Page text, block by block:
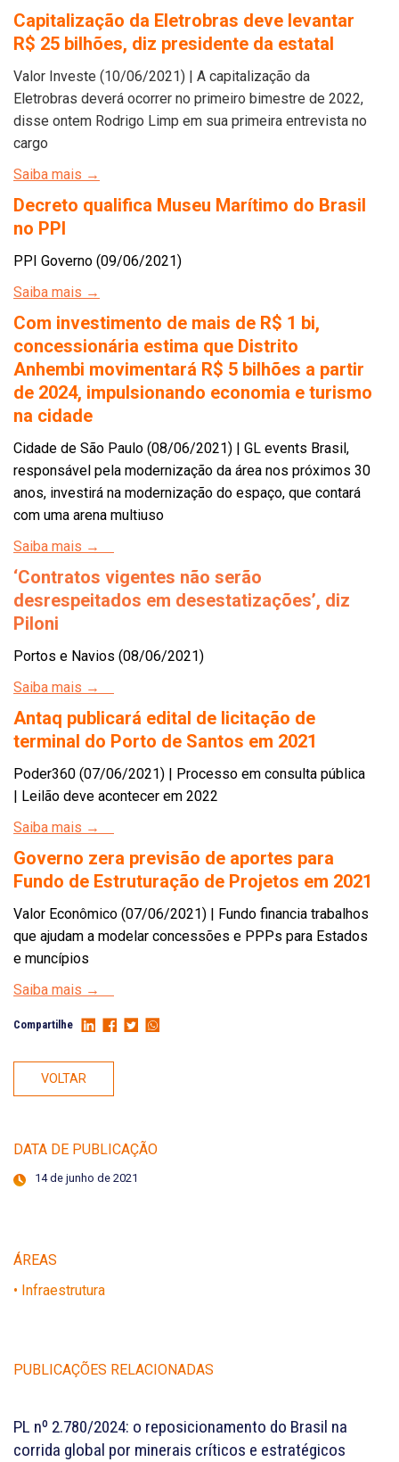
Capitalização da Eletrobras deve levantar
R$ 25 bilhões, diz presidente da estatal
Valor Investe (10/06/2021) | A capitalização da
Eletrobras deverá ocorrer no primeiro bimestre de 2022,
disse ontem Rodrigo Limp em sua primeira entrevista no
cargo
Saiba mais →
Decreto qualifica Museu Marítimo do Brasil
no PPI
PPI Governo (09/06/2021)
Saiba mais →
Com investimento de mais de R$ 1 bi,
concessionária estima que Distrito
Anhembi movimentará R$ 5 bilhões a partir
de 2024, impulsionando economia e turismo
na cidade
Cidade de São Paulo (08/06/2021) | GL events Brasil,
responsável pela modernização da área nos próximos 30
anos, investirá na modernização do espaço, que contará
com uma arena multiuso
Saiba mais →
‘Contratos vigentes não serão
desrespeitados em desestatizações’, diz
Piloni
Portos e Navios (08/06/2021)
Saiba mais →
Antaq publicará edital de licitação de
terminal do Porto de Santos em 2021
Poder360 (07/06/2021) | Processo em consulta pública
| Leilão deve acontecer em 2022
Saiba mais →
Governo zera previsão de aportes para
Fundo de Estruturação de Projetos em 2021
Valor Econômico (07/06/2021) | Fundo financia trabalhos
que ajudam a modelar concessões e PPPs para Estados
e muncípios
Saiba mais →
Compartilhe
VOLTAR
DATA DE PUBLICAÇÃO
14 de junho de 2021
ÁREAS
• Infraestrutura
PUBLICAÇÕES RELACIONADAS
PL nº 2.780/2024: o reposicionamento do Brasil na
corrida global por minerais críticos e estratégicos